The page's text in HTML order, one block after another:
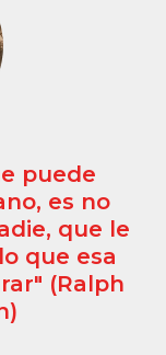
puede
es no
que le
que esa
(Ralph